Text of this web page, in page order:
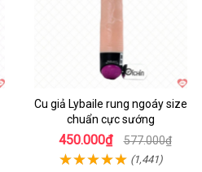
Cu giả Lybaile rung ngoáy size
chuẩn cực sướng
450.000₫ 577.000₫
(1,441)